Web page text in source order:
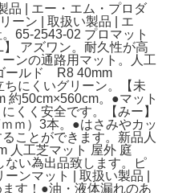
品 | エー・エム・プロダ
ーン | 取扱い製品 | エ
65-2543-02 プロマット
アズワン。耐久性が高
ンの通路用マット。人工
ールド R8 40mm
にくいグリーン。【未
約50cm×560cm。●マット
くく安全です。【みー】
ｍ）3本。●はさみやカッ
ことができます。新品人
人工芝マット 屋外 庭
ない為出品致します。ピ
ンマット | 取扱い製品 |
す！●油・液体漏れのあ